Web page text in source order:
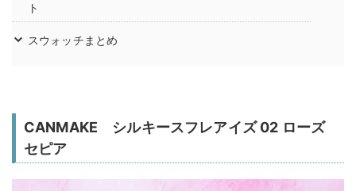
ト
スウォッチまとめ
CANMAKE シルキースフレアイズ 02 ローズ
セピア